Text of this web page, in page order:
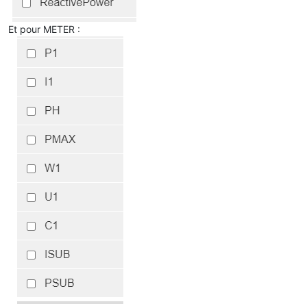
Et pour METER :